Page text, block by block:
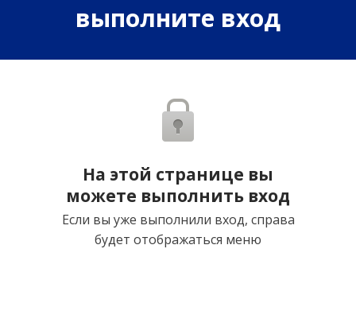
выполните вход
На этой странице вы
можете выполнить вход
Если вы уже выполнили вход, справа
будет отображаться меню